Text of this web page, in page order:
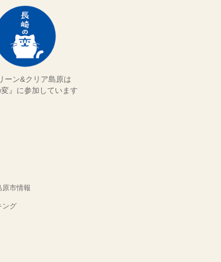
ーン&クリア島原は
変』に参加しています
原市情報
ング